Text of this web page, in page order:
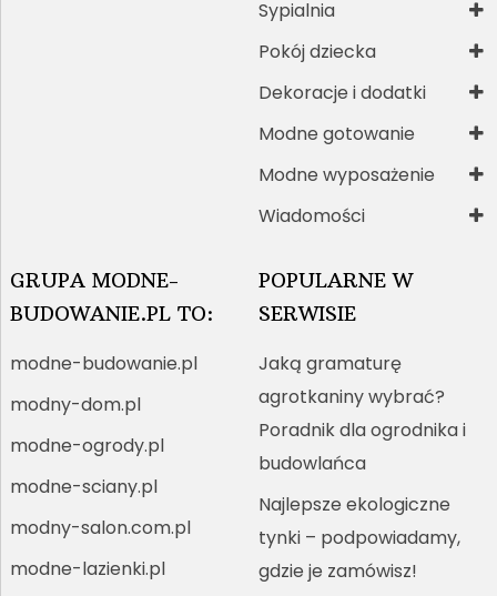
Sypialnia
Pokój dziecka
Dekoracje i dodatki
Modne gotowanie
Modne wyposażenie
Wiadomości
GRUPA MODNE-
BUDOWANIE.PL TO:
modne-budowanie.pl
modny-dom.pl
modne-ogrody.pl
modne-sciany.pl
modny-salon.com.pl
modne-lazienki.pl
POPULARNE W
SERWISIE
Jaką gramaturę
agrotkaniny wybrać?
Poradnik dla ogrodnika i
budowlańca
Najlepsze ekologiczne
tynki – podpowiadamy,
gdzie je zamówisz!